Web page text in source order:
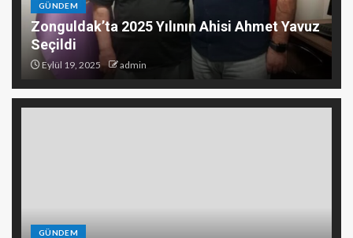
GÜNDEM
Zonguldak’ta 2025 Yılının Ahisi Ahmet Yavuz
Seçildi
Eylül 19, 2025 admin
GÜNDEM